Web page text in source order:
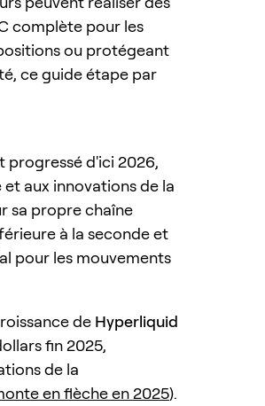
complète pour les
ou protégeant
ce guide étape par
progressé d'ici 2026,
aux innovations de la
sa propre chaîne
à la seconde et
pour les mouvements
de Hyperliquid
fin 2025,
de la
en flèche en 2025).